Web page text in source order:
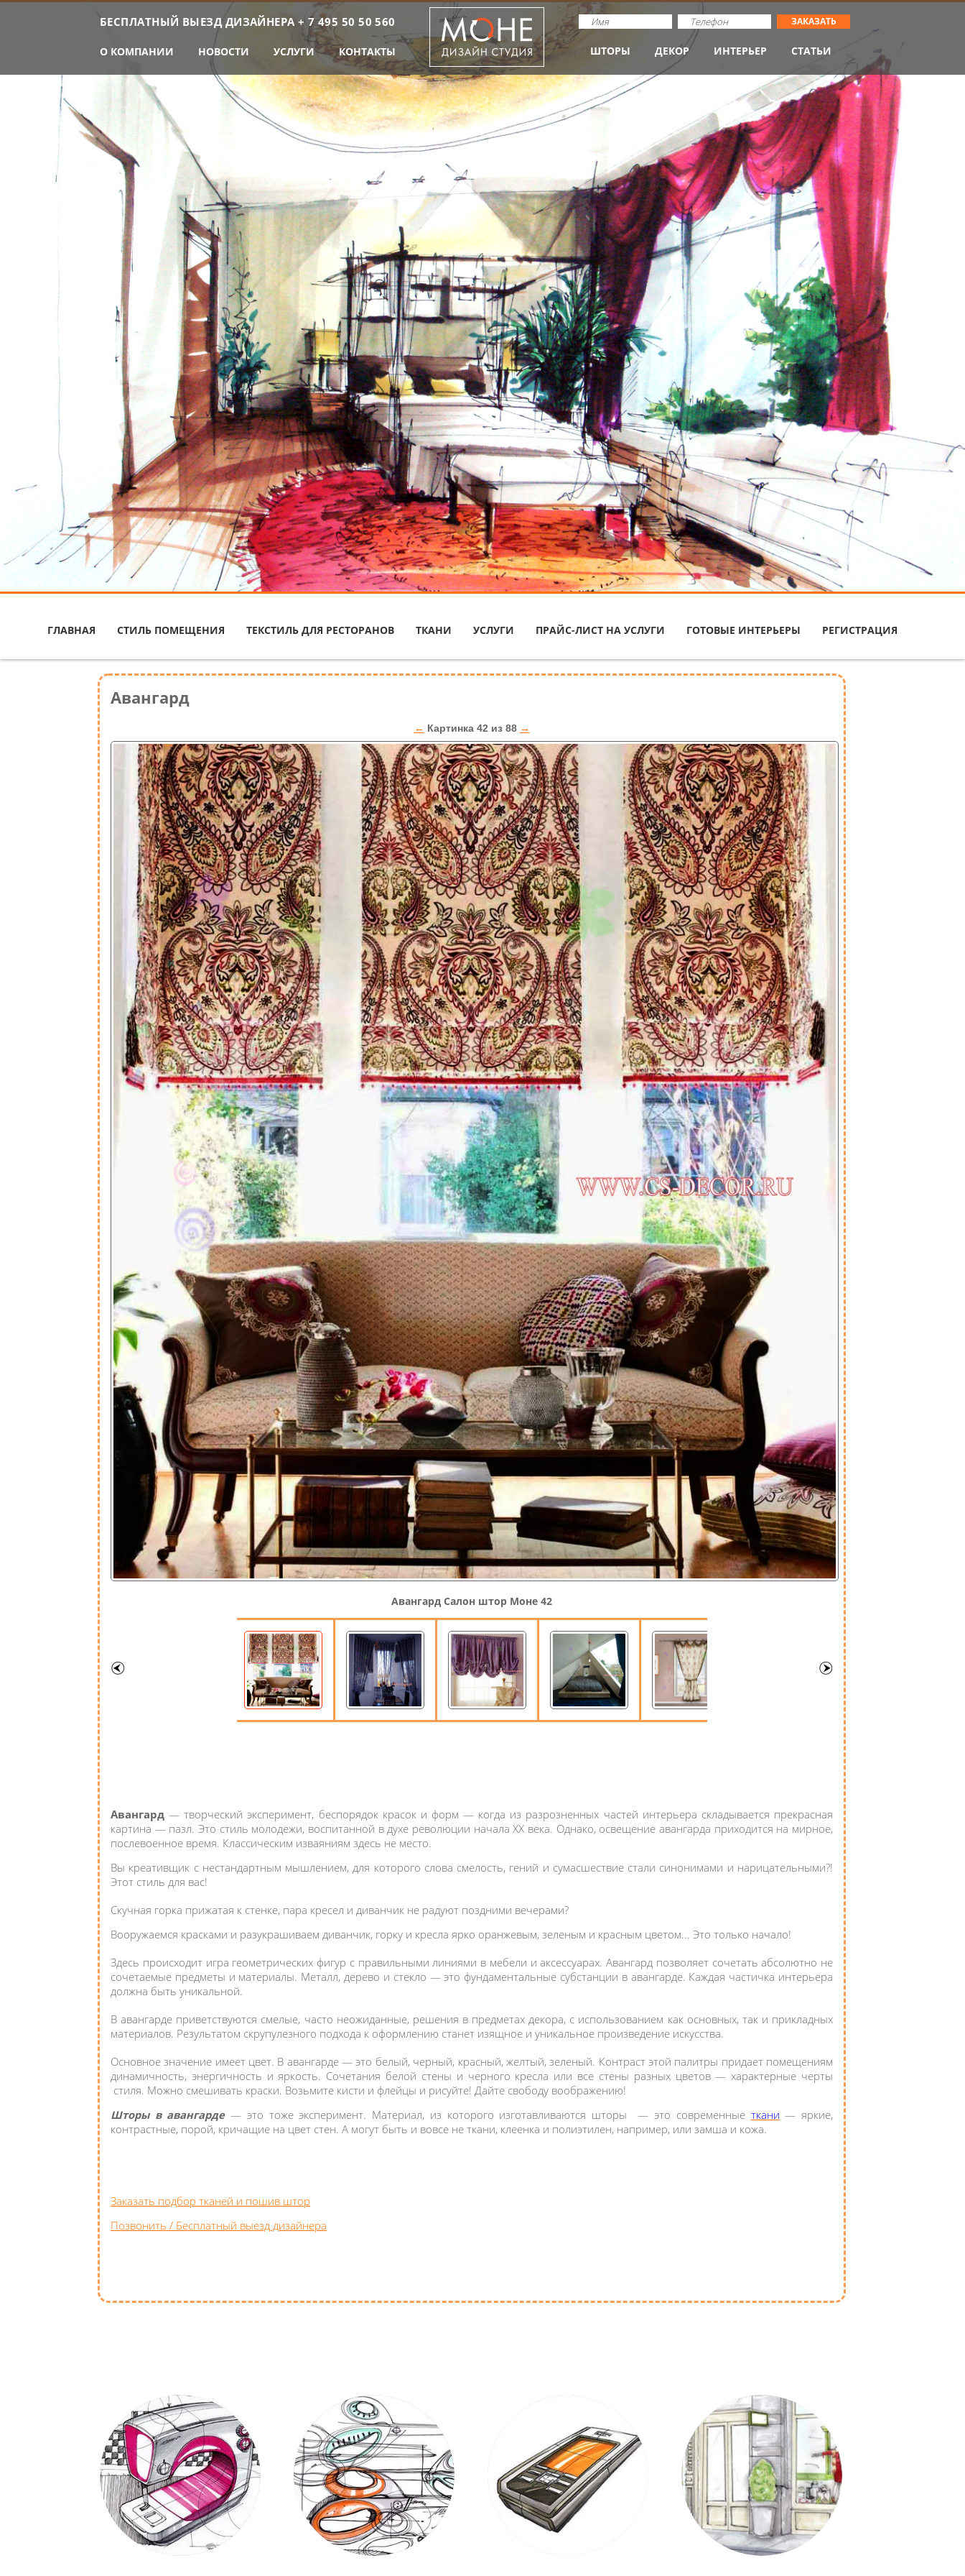
БЕСПЛАТНЫЙ ВЫЕЗД ДИЗАЙНЕРА+ 7 495 50 50 560
О КОМПАНИИ НОВОСТИ УСЛУГИ КОНТАКТЫ
ЗАКАЗАТЬ
ШТОРЫ ДЕКОР ИНТЕРЬЕР СТАТЬИ
ГЛАВНАЯ СТИЛЬ ПОМЕЩЕНИЯ ТЕКСТИЛЬ ДЛЯ РЕСТОРАНОВ ТКАНИ УСЛУГИ ПРАЙС-ЛИСТ НА УСЛУГИ ГОТОВЫЕ ИНТЕРЬЕРЫ РЕГИСТРАЦИЯ
Авангард
← Картинка 42 из 88 →
Авангард Салон штор Моне 42
Авангард — творческий эксперимент, беспорядок красок и форм — когда из разрозненных частей интерьера складывается прекрасная
картина — пазл. Это стиль молодежи, воспитанной в духе революции начала XX века. Однако, освещение авангарда приходится на мирное,
послевоенное время. Классическим изваяниям здесь не место.
Вы креативщик с нестандартным мышлением, для которого слова смелость, гений и сумасшествие стали синонимами и нарицательными?!
Этот стиль для вас!
Скучная горка прижатая к стенке, пара кресел и диванчик не радуют поздними вечерами?
Вооружаемся красками и разукрашиваем диванчик, горку и кресла ярко оранжевым, зеленым и красным цветом... Это только начало!
Здесь происходит игра геометрических фигур с правильными линиями в мебели и аксессуарах. Авангард позволяет сочетать абсолютно не
сочетаемые предметы и материалы. Металл, дерево и стекло — это фундаментальные субстанции в авангарде. Каждая частичка интерьера
должна быть уникальной.
В авангарде приветствуются смелые, часто неожиданные, решения в предметах декора, с использованием как основных, так и прикладных
материалов. Результатом скрупулезного подхода к оформлению станет изящное и уникальное произведение искусства.
Основное значение имеет цвет. В авангарде — это белый, черный, красный, желтый, зеленый. Контраст этой палитры придает помещениям
динамичность, энергичность и яркость. Сочетания белой стены и черного кресла или все стены разных цветов — характерные черты
стиля. Можно смешивать краски. Возьмите кисти и флейцы и рисуйте! Дайте свободу воображению!
Шторы в авангарде— это тоже эксперимент. Материал, из которого изготавливаются шторы — это современные ткани — яркие,
контрастные, порой, кричащие на цвет стен. А могут быть и вовсе не ткани, клеенка и полиэтилен, например, или замша и кожа.
Заказать подбор тканей и пошив штор
Позвонить / Бесплатный выезд дизайнера